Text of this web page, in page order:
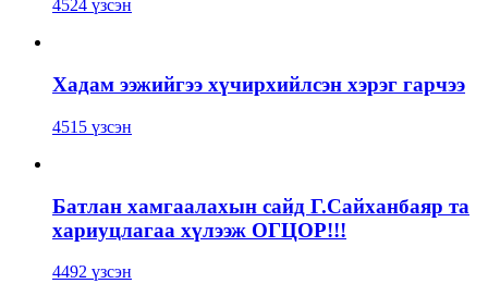
4524 үзсэн
Хадам ээжийгээ хүчирхийлсэн хэрэг гарчээ
4515 үзсэн
Батлан хамгаалахын сайд Г.Сайханбаяр та
хариуцлагаа хүлээж ОГЦОР!!!
4492 үзсэн